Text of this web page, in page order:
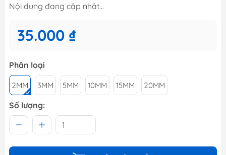
Nội dung đang cập nhật...
35.000 ₫
Phân loại
2MM 3MM 5MM 10MM 15MM 20MM
Số lượng: